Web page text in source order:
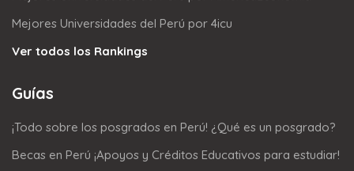
Mejores Universidades del Perú por 4icu
Ver todos los Rankings
Guías
¡Todo sobre los posgrados en Perú! ¿Qué es un posgrado?
Becas en Perú ¡Apoyos y Créditos Educativos para estudiar!